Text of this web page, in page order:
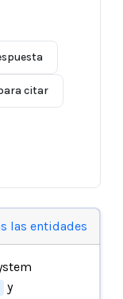
citar
las entidades
y